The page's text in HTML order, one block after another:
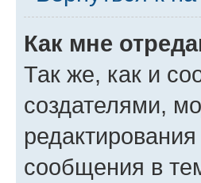
Как мне
Так же, как и
создателями,
сообщения в